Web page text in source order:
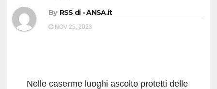
By RSS di - ANSA.it
NOV 25, 2023
Nelle caserme luoghi ascolto protetti delle